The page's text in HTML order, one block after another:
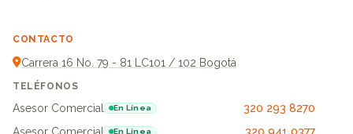
CONTACTO
Carrera 16 No. 79 - 81 LC101 / 102 Bogotá
TELÉFONOS
Asesor Comercial En Línea
320 293 8270
En Línea